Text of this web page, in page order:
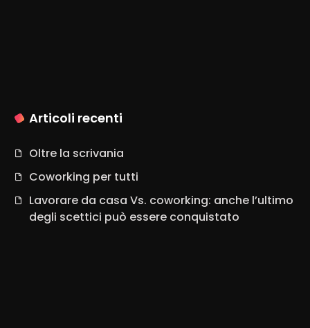
Articoli recenti
Oltre la scrivania
Coworking per tutti
Lavorare da casa Vs. coworking: anche l’ultimo
degli scettici può essere conquistato